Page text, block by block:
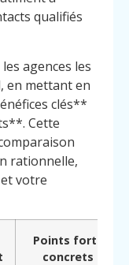
qualifiés
agences les
en mettant en
clés**
Cette
rationnelle,
votre
Points forts
concrets